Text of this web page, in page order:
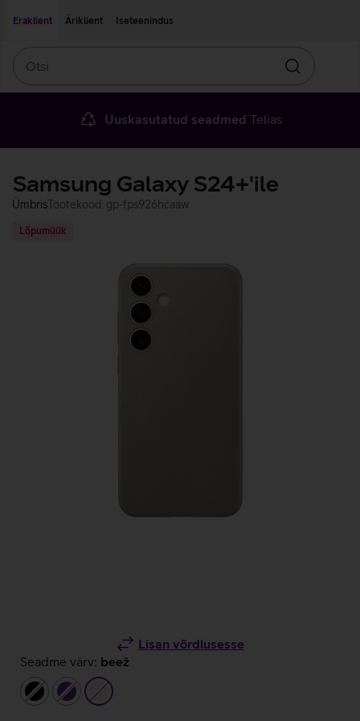
Eraklient
Äriklient Iseteenindus
Otsin
Uuskasutatud seadmed Telias
Samsung Galaxy S24+'ile
ÜmbrisTootekood: gp-fps926hcaaw
Lõpumüük
Lisan võrdlusesse
Seadme värv: beež
musttumelilla
beež